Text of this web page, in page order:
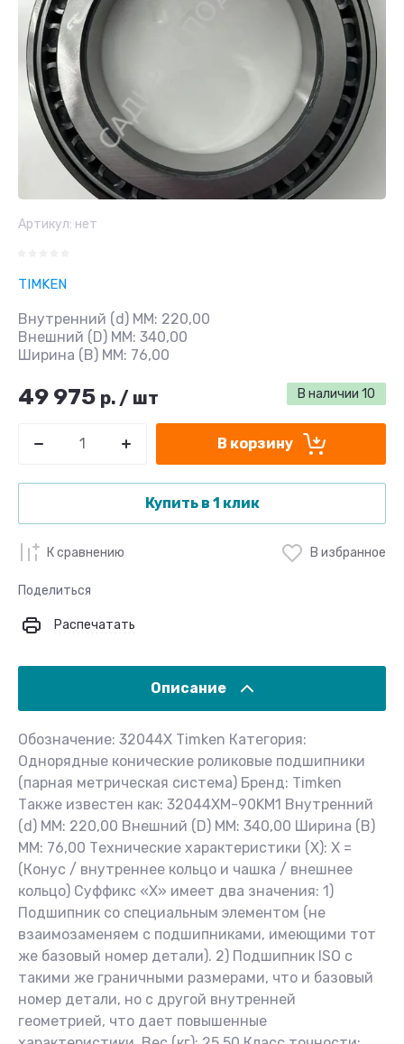
Артикул: нет
TIMKEN
Внутренний (d) ММ: 220,00
Внешний (D) ММ: 340,00
Ширина (B) MM: 76,00
В наличии 10
49 975 р. / шт
В корзину
Купить в 1 клик
К сравнению В избранное
Поделиться
Распечатать
Описание
Обозначение: 32044X Timken Категория:
Однорядные конические роликовые подшипники
(парная метрическая система) Бренд: Timken
Также известен как: 32044XM-90KM1 Внутренний
(d) ММ: 220,00 Внешний (D) ММ: 340,00 Ширина (B)
MM: 76,00 Технические характеристики (X): X =
(Конус / внутреннее кольцо и чашка / внешнее
кольцо) Суффикс «X» имеет два значения: 1)
Подшипник со специальным элементом (не
взаимозаменяем с подшипниками, имеющими тот
же базовый номер детали). 2) Подшипник ISO с
такими же граничными размерами, что и базовый
номер детали, но с другой внутренней
геометрией, что дает повышенные